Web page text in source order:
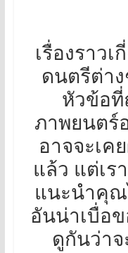
เรื่องราว
ดนตรีต่า
หัวข้อ
ภาพยนตร์
อาจจะเ
แล้ว แต่เร
แนะนำคุณ
อันน่าเบื่อ
ดูกันว่าจ